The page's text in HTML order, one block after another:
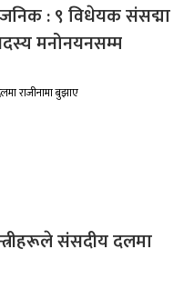
: ९ विधेयक संसद्मा
मनोनयनसम्म
संसदीय दलमा